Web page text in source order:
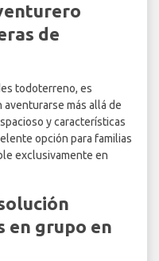
de
todoterreno, es
más allá de
y características
opción para familias
exclusivamente en
en grupo en